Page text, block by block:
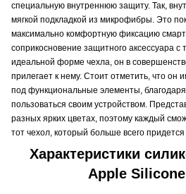
специальную внутреннюю защиту. Так,
мягкой подкладкой из микрофибры. Это
максимально комфортную фиксацию
соприкосновение защитного аксессуара
идеальной форме чехла, он в
прилегает к нему. Стоит отметить, что
под функциональные элементы,
пользоваться своим устройством.
разных ярких цветах, поэтому каждый
тот чехол, который больше всего
Характеристики
Apple